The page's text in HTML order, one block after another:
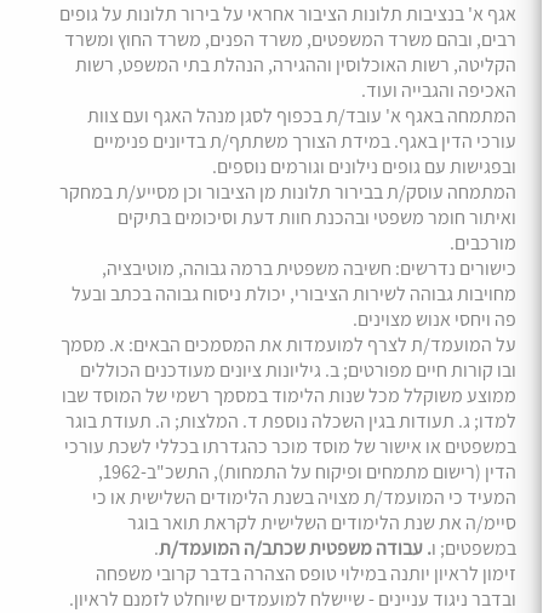
אגף א' בנציבות תלונות הציבור אחראי על בירור תלונות על גופים
רבים, ובהם משרד המשפטים, משרד הפנים, משרד החוץ ומשרד
הקליטה, רשות האוכלוסין וההגירה, הנהלת בתי המשפט, רשות
האכיפה והגבייה ועוד.
המתמחה באגף א' עובד/ת בכפוף לסגן מנהל האגף ועם צוות
עורכי הדין באגף. במידת הצורך משתתף/ת בדיונים פנימיים
ובפגישות עם גופים נילונים וגורמים נוספים.
המתמחה עוסק/ת בבירור תלונות מן הציבור וכן מסייע/ת במחקר
ואיתור חומר משפטי ובהכנת חוות דעת וסיכומים בתיקים
מורכבים.
כישורים נדרשים: חשיבה משפטית ברמה גבוהה, מוטיבציה,
מחויבות גבוהה לשירות הציבורי, יכולת ניסוח גבוהה בכתב ובעל
פה ויחסי אנוש מצוינים.
על המועמד/ת לצרף למועמדות את המסמכים הבאים: א. מסמך
ובו קורות חיים מפורטים; ב. גיליונות ציונים מעודכנים הכוללים
ממוצע משוקלל מכל שנות הלימוד במסמך רשמי של המוסד שבו
למדו; ג. תעודות בגין השכלה נוספת ד. המלצות; ה. תעודת בוגר
במשפטים או אישור של מוסד מוכר כהגדרתו בכללי לשכת עורכי
הדין (רישום מתמחים ופיקוח על התמחות), התשכ"ב-1962,
המעיד כי המועמד/ת מצויה בשנת הלימודים השלישית או כי
סיימ/ה את שנת הלימודים השלישית לקראת תואר בוגר
במשפטים; ו. עבודה משפטית שכתב/ה המועמד/ת.
זימון לראיון יותנה במילוי טופס הצהרה בדבר קרובי משפחה
ובדבר ניגוד עניינים - שיישלח למועמדים שיוחלט לזמנם לראיון.